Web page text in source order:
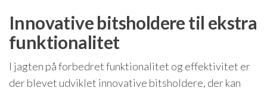
Innovative bitsholdere til ekstra
funktionalitet
I jagten på forbedret funktionalitet og effektivitet er
der blevet udviklet innovative bitsholdere, der kan